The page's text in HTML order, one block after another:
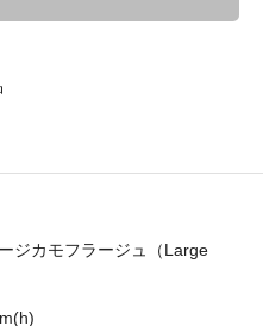
ジカモフラージュ（Large